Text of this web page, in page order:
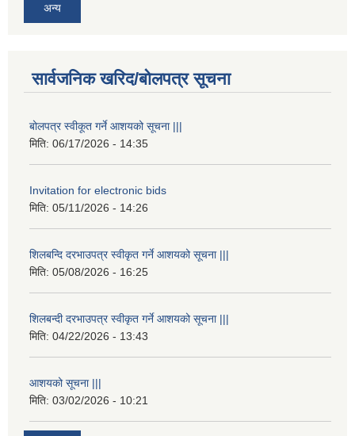
अन्य
सार्वजनिक खरिद/बोलपत्र सूचना
बोलपत्र स्वीकूत गर्ने आशयको सूचना |||
मिति: 06/17/2026 - 14:35
Invitation for electronic bids
मिति: 05/11/2026 - 14:26
शिलबन्दि दरभाउपत्र स्वीकृत गर्ने आशयको सूचना |||
मिति: 05/08/2026 - 16:25
शिलबन्दी दरभाउपत्र स्वीकृत गर्ने आशयको सूचना |||
मिति: 04/22/2026 - 13:43
आशयको सूचना |||
मिति: 03/02/2026 - 10:21